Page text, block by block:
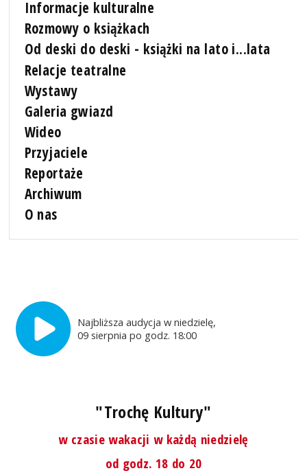
Informacje kulturalne
Rozmowy o książkach
Od deski do deski - książki na lato i...lata
Relacje teatralne
Wystawy
Galeria gwiazd
Wideo
Przyjaciele
Reportaże
Archiwum
O nas
Najbliższa audycja w niedzielę,
09 sierpnia po godz. 18:00
"Trochę Kultury"
w czasie wakacji w każdą niedzielę
od godz. 18 do 20